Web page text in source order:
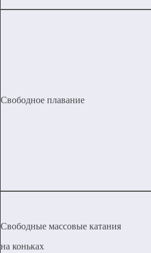
Свободное плавание
Свободные массовые катания
на коньках